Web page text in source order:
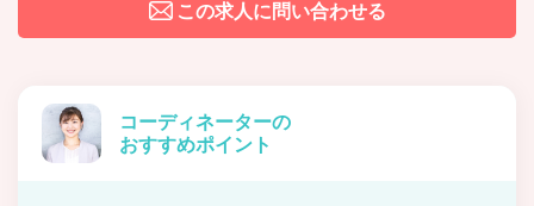
この求人に問い合わせる
コーディネーターの
おすすめポイント